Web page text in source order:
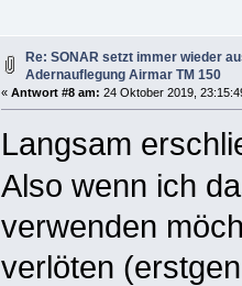
Re: SONAR setzt immer wieder
Adernauflegung Airmar TM 150
«Antwort #8 am: 24 Oktober 2019,
Langsam
Also wenn ich
verwenden
verlöten